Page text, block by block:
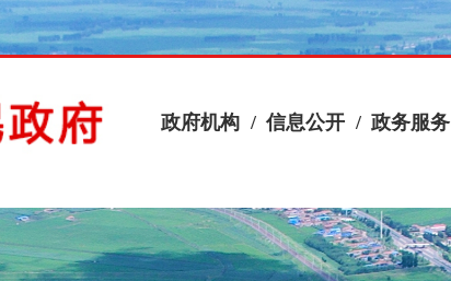
政府机构 / 信息公开 / 政务服务